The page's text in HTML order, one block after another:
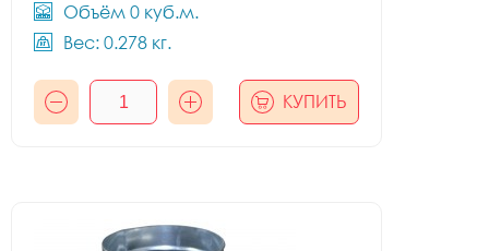
Объём 0 куб.м.
Вес: 0.278 кг.
КУПИТЬ